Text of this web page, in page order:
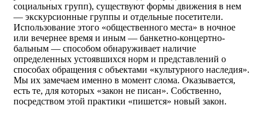
социальных групп), существуют формы движения в нем
— экскурсионные группы и отдельные посетители.
Использование этого «общественного места» в ночное
или вечернее время и иным — банкетно-концертно-
бальным — способом обнаруживает наличие
определенных устоявшихся норм и представлений о
способах обращения с объектами «культурного наследия».
Мы их замечаем именно в момент слома. Оказывается,
есть те, для которых «закон не писан». Собственно,
посредством этой практики «пишется» новый закон.